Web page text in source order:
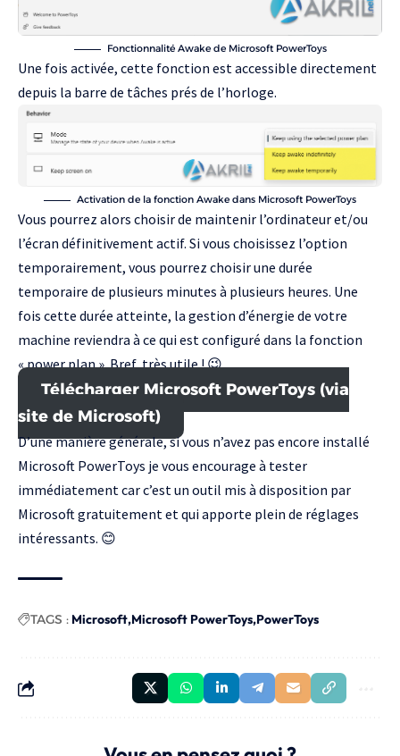
Fonctionnalité Awake de Microsoft PowerToys
Une fois activée, cette fonction est accessible directement
depuis la barre de tâches prés de l’horloge.
Activation de la fonction Awake dans Microsoft PowerToys
Vous pourrez alors choisir de maintenir l’ordinateur et/ou
l’écran définitivement actif. Si vous choisissez l’option
temporairement, vous pourrez choisir une durée
temporaire de plusieurs minutes à plusieurs heures. Une
fois cette durée atteinte, la gestion d’énergie de votre
machine reviendra à ce qui est configuré dans la fonction
« power plan ». Bref, très utile ! 😉
Télécharger Microsoft PowerToys (via
site de Microsoft)
D’une manière générale, si vous n’avez pas encore installé
Microsoft PowerToys je vous encourage à tester
immédiatement car c’est un outil mis à disposition par
Microsoft gratuitement et qui apporte plein de réglages
intéressants. 😊
TAGS : Microsoft Microsoft PowerToys PowerToys